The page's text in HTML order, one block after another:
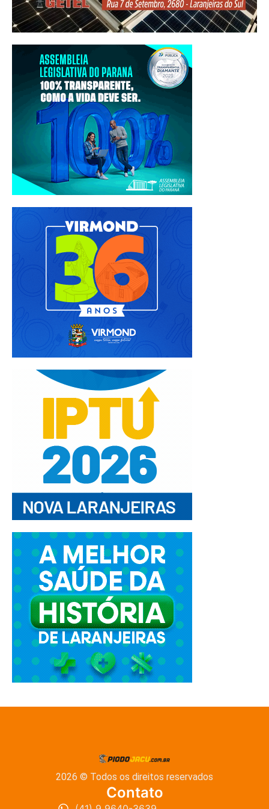
2026 © Todos os direitos reservados
Contato